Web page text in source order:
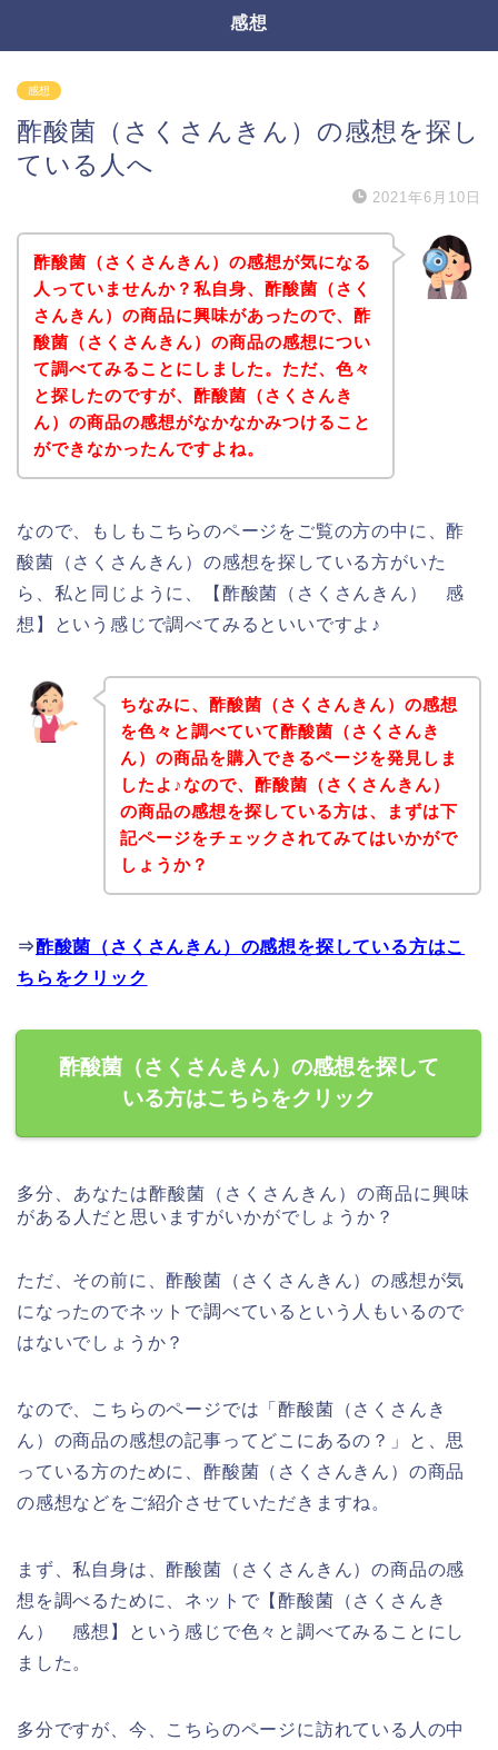
感想
感想
酢酸菌（さくさんきん）の感想を探し
ている人へ
2021年6月10日
酢酸菌（さくさんきん）の感想が気になる
人っていませんか？私自身、酢酸菌（さく
さんきん）の商品に興味があったので、酢
酸菌（さくさんきん）の商品の感想につい
て調べてみることにしました。ただ、色々
と探したのですが、酢酸菌（さくさんき
ん）の商品の感想がなかなかみつけること
ができなかったんですよね。
なので、もしもこちらのページをご覧の方の中に、酢
酸菌（さくさんきん）の感想を探している方がいた
ら、私と同じように、【酢酸菌（さくさんきん） 感
想】という感じで調べてみるといいですよ♪
ちなみに、酢酸菌（さくさんきん）の感想
を色々と調べていて酢酸菌（さくさんき
ん）の商品を購入できるページを発見しま
したよ♪なので、酢酸菌（さくさんきん）
の商品の感想を探している方は、まずは下
記ページをチェックされてみてはいかがで
しょうか？
⇒酢酸菌（さくさんきん）の感想を探している方はこ
ちらをクリック
酢酸菌（さくさんきん）の感想を探して
いる方はこちらをクリック
多分、あなたは酢酸菌（さくさんきん）の商品に興味
がある人だと思いますがいかがでしょうか？
ただ、その前に、酢酸菌（さくさんきん）の感想が気
になったのでネットで調べているという人もいるので
はないでしょうか？
なので、こちらのページでは「酢酸菌（さくさんき
ん）の商品の感想の記事ってどこにあるの？」と、思
っている方のために、酢酸菌（さくさんきん）の商品
の感想などをご紹介させていただきますね。
まず、私自身は、酢酸菌（さくさんきん）の商品の感
想を調べるために、ネットで【酢酸菌（さくさんき
ん） 感想】という感じで色々と調べてみることにし
ました。
多分ですが、今、こちらのページに訪れている人の中